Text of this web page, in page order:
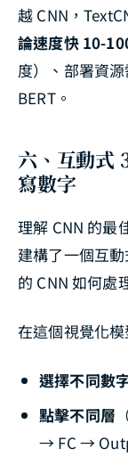
越 CNN，
論速度快 10-
度）、部署資
BERT。
六、互動式
寫數字
理解 CNN 的最
建構了一個互
的 CNN 如何處
在這個視覺化模
選擇不同數
點擊不同層
→ FC →